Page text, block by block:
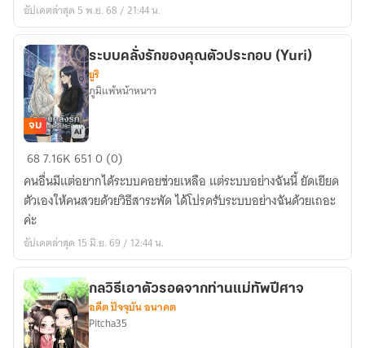
ก็ผม
อัปเดตล่าสุด 5 พ.ย. 68 / 21:44 น.
ระบบ
คลั่ง
รัก
ของ
คุณ
ตัวประกอบ
(Yuri)
จบ
ระบบคลั่งรักของคุณตัวประกอบ (Yuri)
ยูริ
ภูมิแพ้หน้าหนาว
687.16K6510 (0)
คนอื่นมีแต่อยากได้ระบบคอยช่วยเหลือ แต่ระบบอย่างฉันนี้ ยัดเยียด
ตัวเองให้คนสวยด้วยวิธีสาระพัด ได้โปรดรับระบบอย่างฉันด้วยเถอะ
ค่ะ
อัปเดตล่าสุด 15 มิ.ย. 69 / 12:44 น.
กลวิธีเอาตัวรอดจากท่านแม่ทัพปีศาจ
อดีต ปัจจุบัน อนาคต
Pitcha35